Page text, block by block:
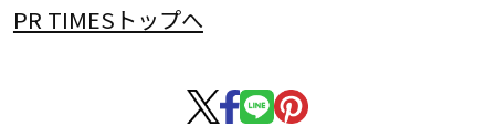
PR TIMESトップへ